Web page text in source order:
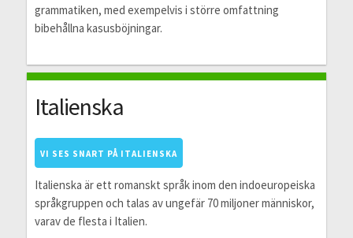
grammatiken, med exempelvis i större omfattning
bibehållna kasusböjningar.
Italienska
VI SES SNART PÅ ITALIENSKA
Italienska är ett romanskt språk inom den indoeuropeiska
språkgruppen och talas av ungefär 70 miljoner människor,
varav de flesta i Italien.